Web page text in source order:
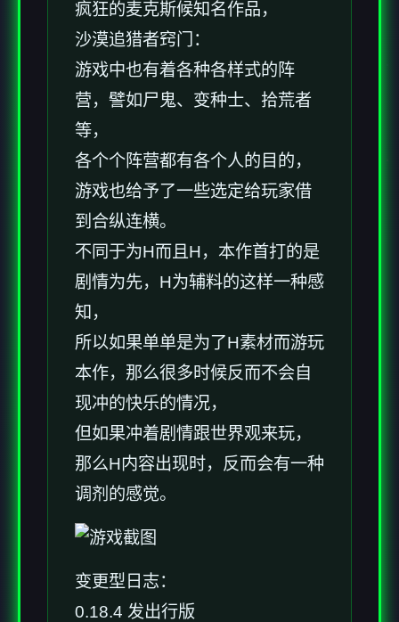
疯狂的麦克斯候知名作品，
沙漠追猎者窍门：
游戏中也有着各种各样式的阵
营，譬如尸鬼、变种士、拾荒者
等，
各个个阵营都有各个人的目的，
游戏也给予了一些选定给玩家借
到合纵连横。
不同于为H而且H，本作首打的是
剧情为先，H为辅料的这样一种感
知，
所以如果单单是为了H素材而游玩
本作，那么很多时候反而不会自
现冲的快乐的情况，
但如果冲着剧情跟世界观来玩，
那么H内容出现时，反而会有一种
调剂的感觉。
变更型日志：
0.18.4 发出行版